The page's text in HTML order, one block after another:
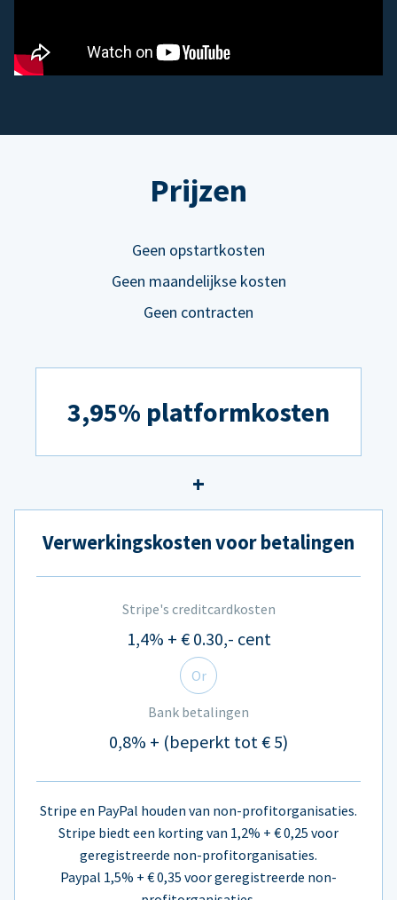
Prijzen
Geen opstartkosten
Geen maandelijkse kosten
Geen contracten
3,95% platformkosten
Verwerkingskosten voor betalingen
Stripe's creditcardkosten
1,4% + € 0.30,- cent
Or
Bank betalingen
0,8% + (beperkt tot € 5)
Stripe en PayPal houden van non-profitorganisaties.
Stripe biedt een korting van 1,2% + € 0,25 voor
geregistreerde non-profitorganisaties.
Paypal 1,5% + € 0,35 voor geregistreerde non-